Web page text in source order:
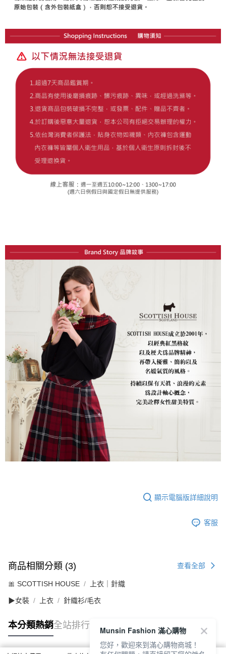
顯示電腦版詳細說明
客服
商品相關分類 (3) 查看全部
🎀 SCOTTISH HOUSE 上衣｜針織
▶女裝 上衣 針織衫/毛衣
本分類熱銷全站排行
Munsin Fashion 滿心購物
您好，歡迎來到滿心購物商城！